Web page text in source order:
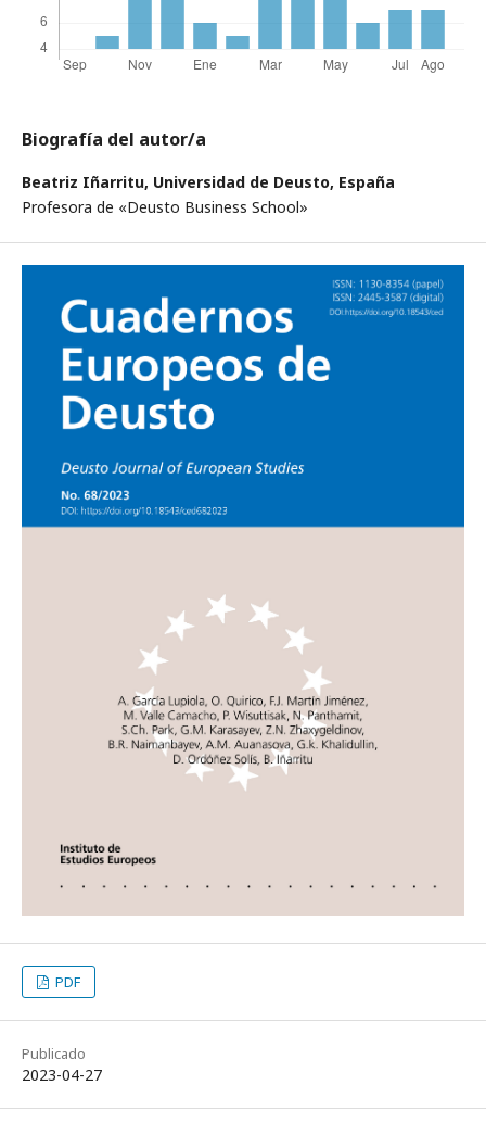
Biografía del autor/a
Beatriz Iñarritu, Universidad de Deusto, España
Profesora de «Deusto Business School»
PDF
Publicado
2023-04-27